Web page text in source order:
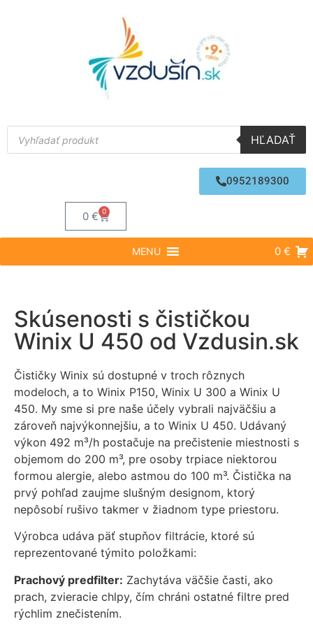
HĽADAŤ
0952189300
0€ 0
MENU 0 €
Skúsenosti s čističkou
Winix U 450 od Vzdusin.sk
Čističky Winix sú dostupné v troch rôznych
modeloch, a to Winix P150, Winix U 300 a Winix U
450. My sme si pre naše účely vybrali najväčšiu a
zároveň najvýkonnejšiu, a to Winix U 450. Udávaný
výkon 492 m³/h postačuje na prečistenie miestnosti s
objemom do 200 m³, pre osoby trpiace niektorou
formou alergie, alebo astmou do 100 m³. Čistička na
prvý pohľad zaujme slušným designom, ktorý
nepôsobí rušivo takmer v žiadnom type priestoru.
Výrobca udáva päť stupňov filtrácie, ktoré sú
reprezentované týmito položkami:
Prachový predfilter: Zachytáva väčšie časti, ako
prach, zvieracie chlpy, čím chráni ostatné filtre pred
rýchlim znečistením.
Nevyhnutné
Tieto súbory
cookie nie sú
voliteľné. Sú
potrebné pre
fungovanie
webovej